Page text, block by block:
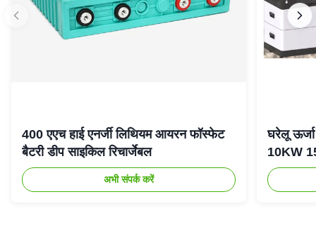
400 एएच हाई एनर्जी लिथियम आयरन फॉस्फेट
बैटरी डीप साइकिल रिचार्जेबल
अभी संपर्क करें
घरेलू
10KW